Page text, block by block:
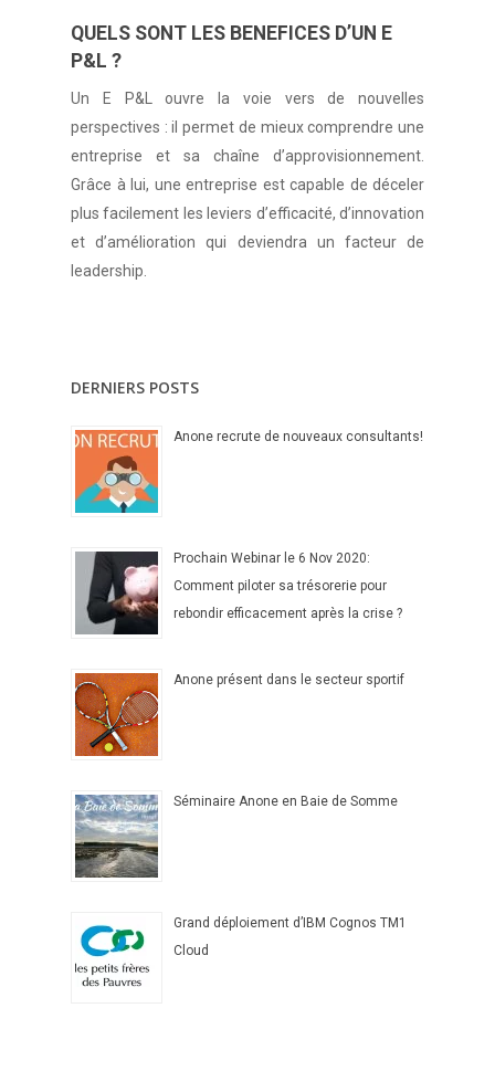
QUELS SONT LES BENEFICES D’UN E
P&L ?
Un E P&L ouvre la voie vers de nouvelles
perspectives : il permet de mieux comprendre une
entreprise et sa chaîne d’approvisionnement.
Grâce à lui, une entreprise est capable de déceler
plus facilement les leviers d’efficacité, d’innovation
et d’amélioration qui deviendra un facteur de
leadership.
DERNIERS POSTS
Anone recrute de nouveaux consultants!
Prochain Webinar le 6 Nov 2020:
Comment piloter sa trésorerie pour
rebondir efficacement après la crise ?
Anone présent dans le secteur sportif
Séminaire Anone en Baie de Somme
Grand déploiement d’IBM Cognos TM1
Cloud